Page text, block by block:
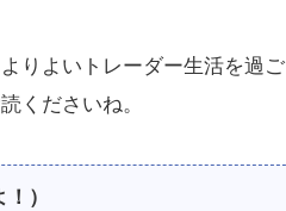
りよいトレーダー生活を過ご
くださいね。
）